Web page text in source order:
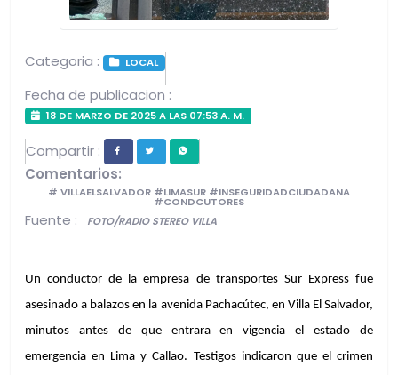
Categoria : LOCAL
Fecha de publicacion :
18 DE MARZO DE 2025 A LAS 07:53 A. M.
Compartir :
Comentarios:
# VILLAELSALVADOR #LIMASUR #INSEGURIDADCIUDADANA
#CONDCUTORES
Fuente : FOTO/RADIO STEREO VILLA
Un conductor de la empresa de transportes Sur Express fue
asesinado a balazos en la avenida Pachacútec, en Villa El Salvador,
minutos antes de que entrara en vigencia el estado de
emergencia en Lima y Callao. Testigos indicaron que el crimen